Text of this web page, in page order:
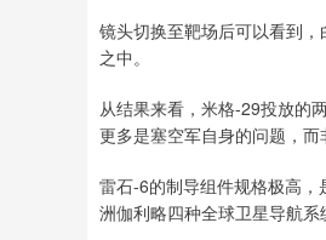
镜头切换至靶场后可以看到
之中。
从结果来看，米格-29投放的
更多是塞空军自身的问题，而
雷石-6的制导组件规格极高
洲伽利略四种全球卫星导航系